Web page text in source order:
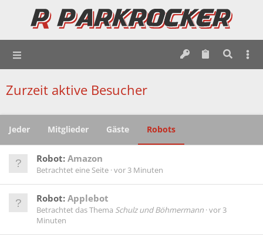
Zurzeit aktive Besucher
Jeder Mitglieder Gäste Robots
Robot: Amazon
Betrachtet eine Seite vor 3 Minuten
Robot: Applebot
Betrachtet das Thema Schulz und Böhmermann vor 3
Minuten